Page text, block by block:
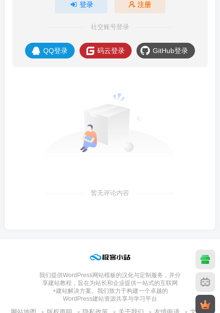
登录 注册
社交账号登录
QQ登录 码云登录 GitHub登录
暂无评论内容
我们提供WordPress网站模板的汉化与定制服务，并分
享建站教程，旨在为站长和企业提供一站式的互联网
+建站解决方案。我们致力于构建一个卓越的
WordPress建站资源共享与学习平台